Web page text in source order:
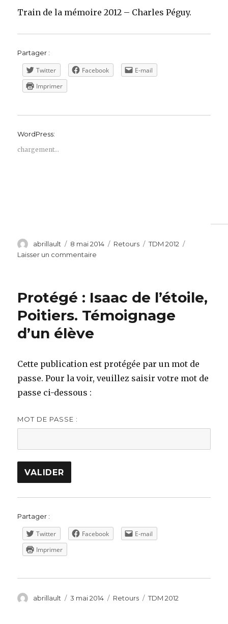
de
FLEC
Train de la mémoire 2012 – Charles Péguy.
Partager :
Twitter Facebook
E-mail
Imprimer
WordPress:
chargement…
Auteur
abrillault
Publié
le
8 mai 2014 Catégories
Retours Étiquettes
TDM 2012
Laisser un commentaire
Paris
Protégé : Isaac de l’étoile,
Poitiers. Témoignage
d’un élève
Cette publication est protégée par un mot de
passe. Pour la voir, veuillez saisir votre mot de
passe ci-dessous :
MOT DE PASSE :
Partager :
Twitter Facebook
E-mail
Imprimer
Auteur
abrillault
Publié
3 mai 2014 Catégories
Retours Étiquettes
TDM 2012